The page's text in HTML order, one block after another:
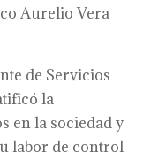
Aurelio Vera
de Servicios
la
en la sociedad y
labor de control